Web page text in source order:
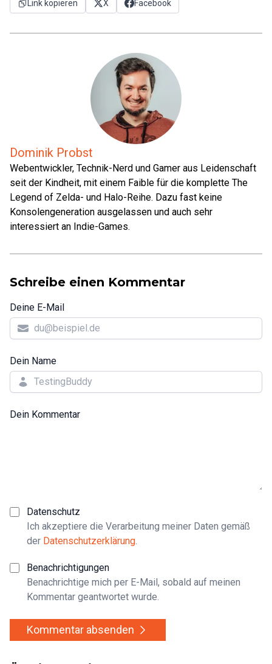
Link kopieren X Facebook
Dominik Probst
Webentwickler, Technik-Nerd und Gamer aus Leidenschaft
seit der Kindheit, mit einem Faible für die komplette The
Legend of Zelda- und Halo-Reihe. Dazu fast keine
Konsolengeneration ausgelassen und auch sehr
interessiert an Indie-Games.
Schreibe einen Kommentar
Deine E-Mail
Dein Name
Dein Kommentar
Datenschutz
Ich akzeptiere die Verarbeitung meiner Daten gemäß
der Datenschutzerklärung
Benachrichtigungen
Benachrichtige mich per E-Mail, sobald auf meinen
Kommentar geantwortet wurde.
Kommentar absenden